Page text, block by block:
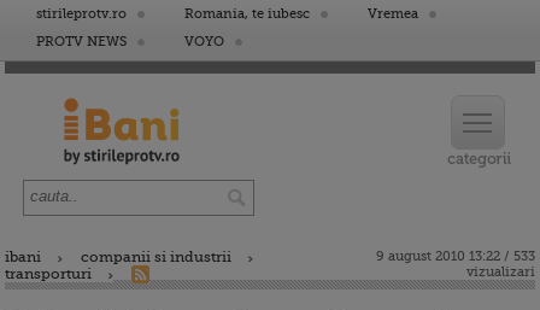
stirileprotv.ro Romania, te iubesc
Vremea
PROTV NEWS
VOYO
ibani
companii si industrii
transporturi
9 august 2010 13:22 / 533
vizualizari